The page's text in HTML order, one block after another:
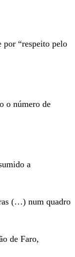
por “respeito pelo
o número de
a
(…) num quadro
de Faro,